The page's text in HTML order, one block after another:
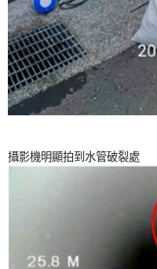
攝影機明顯拍到水管破裂處